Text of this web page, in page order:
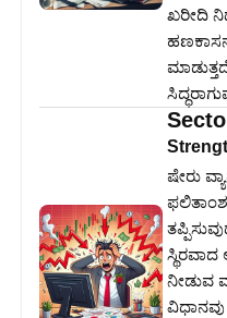
ಖರೀದಿ
ಷೇರು
ನೀಡುವ
ವಿಧಾನವು